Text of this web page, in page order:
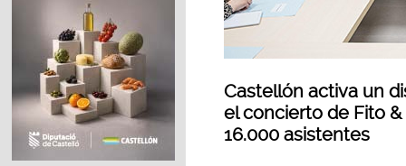
Castellón activa un
el concierto de Fito
16.000 asistentes